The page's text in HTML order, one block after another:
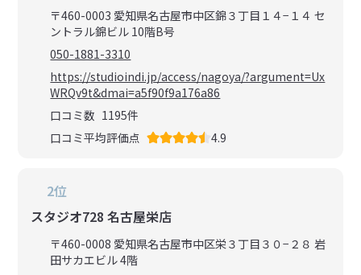
〒460-0003 愛知県名古屋市中区錦３丁目１４−１４ セ
ントラル錦ビル 10階B号
050-1881-3310
https://studioindi.jp/access/nagoya/?argument=Ux
WRQv9t&dmai=a5f90f9a176a86
口コミ数 1195件
口コミ平均評価点
4.9
2位
スタジオ728 名古屋栄店
〒460-0008 愛知県名古屋市中区栄３丁目３０−２８ 岩
田サカエビル 4階